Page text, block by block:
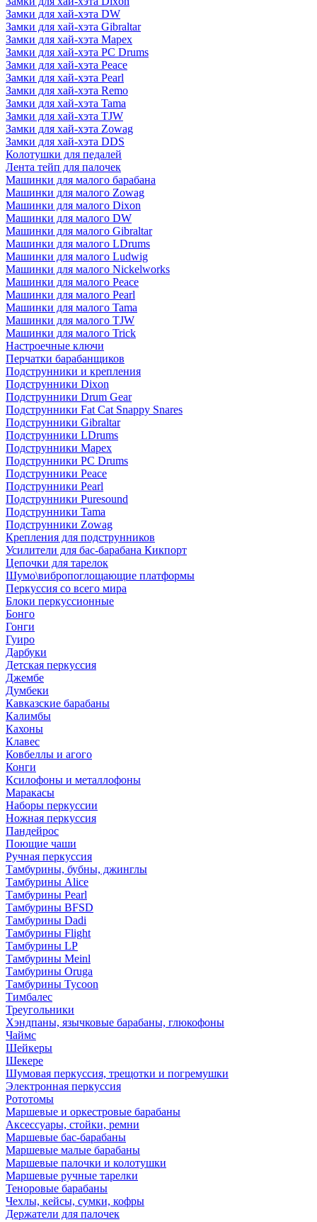
Замки для хай-хэта DW
Замки для хай-хэта Gibraltar
Замки для хай-хэта Mapex
Замки для хай-хэта PC Drums
Замки для хай-хэта Peace
Замки для хай-хэта Pearl
Замки для хай-хэта Remo
Замки для хай-хэта Tama
Замки для хай-хэта TJW
Замки для хай-хэта Zowag
Замки для хай-хэта DDS
Колотушки для педалей
Лента тейп для палочек
Машинки для малого барабана
Машинки для малого Zowag
Машинки для малого Dixon
Машинки для малого DW
Машинки для малого Gibraltar
Машинки для малого LDrums
Машинки для малого Ludwig
Машинки для малого Nickelworks
Машинки для малого Peace
Машинки для малого Pearl
Машинки для малого Tama
Машинки для малого TJW
Машинки для малого Trick
Настроечные ключи
Перчатки барабанщиков
Подструнники и крепления
Подструнники Dixon
Подструнники Drum Gear
Подструнники Fat Cat Snappy Snares
Подструнники Gibraltar
Подструнники LDrums
Подструнники Mapex
Подструнники PC Drums
Подструнники Peace
Подструнники Pearl
Подструнники Puresound
Подструнники Tama
Подструнники Zowag
Крепления для подструнников
Усилители для бас-барабана Кикпорт
Цепочки для тарелок
Шумо\вибропоглощающие платформы
Перкуссия со всего мира
Блоки перкуссионные
Бонго
Гонги
Гуиро
Дарбуки
Детская перкуссия
Джембе
Думбеки
Кавказские барабаны
Калимбы
Кахоны
Клавес
Ковбеллы и агого
Конги
Ксилофоны и металлофоны
Маракасы
Наборы перкуссии
Ножная перкуссия
Пандейрос
Поющие чаши
Ручная перкуссия
Тамбурины, бубны, джинглы
Тамбурины Alice
Тамбурины Pearl
Тамбурины BFSD
Тамбурины Dadi
Тамбурины Flight
Тамбурины LP
Тамбурины Meinl
Тамбурины Oruga
Тамбурины Tycoon
Тимбалес
Треугольники
Хэндпаны, язычковые барабаны, глюкофоны
Чаймс
Шейкеры
Шекере
Шумовая перкуссия, трещотки и погремушки
Электронная перкуссия
Рототомы
Маршевые и оркестровые барабаны
Аксессуары, стойки, ремни
Маршевые бас-барабаны
Маршевые малые барабаны
Маршевые палочки и колотушки
Маршевые ручные тарелки
Теноровые барабаны
Чехлы, кейсы, сумки, кофры
Держатели для палочек